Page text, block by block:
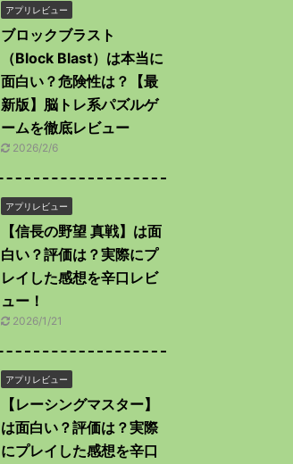
アプリレビュー
ブロックブラスト
（Block Blast）は本当に
面白い？危険性は？【最
新版】脳トレ系パズルゲ
ームを徹底レビュー
2026/2/6
アプリレビュー
【信長の野望 真戦】は面
白い？評価は？実際にプ
レイした感想を辛口レビ
ュー！
2026/1/21
アプリレビュー
【レーシングマスター】
は面白い？評価は？実際
にプレイした感想を辛口